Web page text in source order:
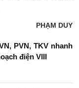
PHẠM DUY
PVN, TKV nhanh
điện VIII